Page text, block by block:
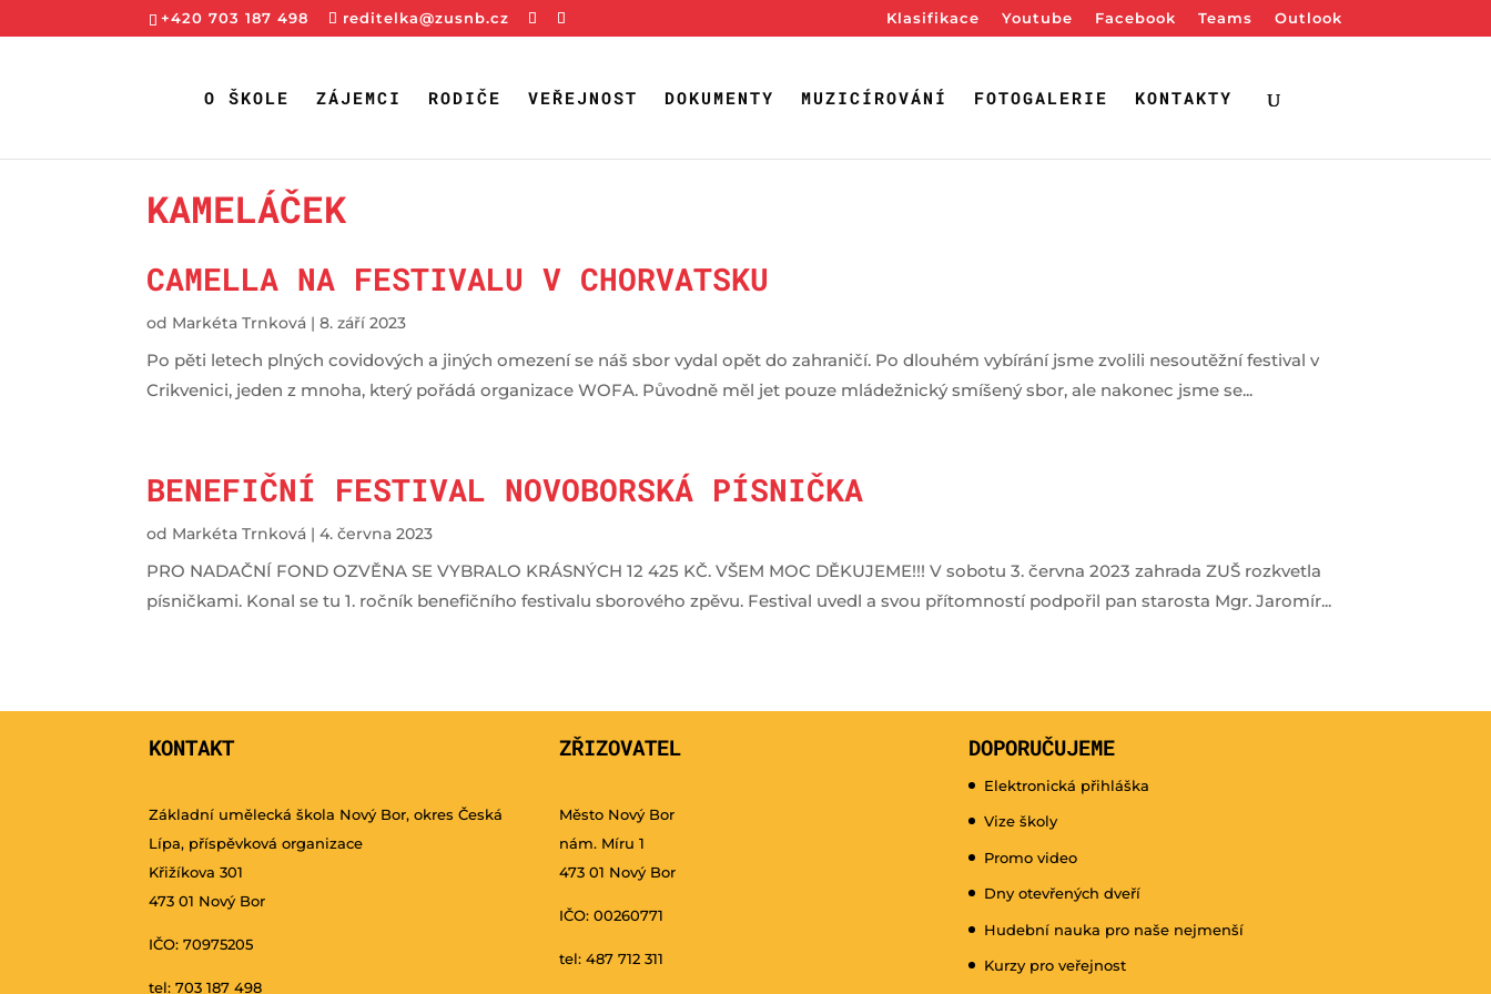
+420 703 187 498 reditelka@zusnb.cz Klasifikace Youtube Facebook Teams Outlook
O ŠKOLE ZÁJEMCI RODIČE VEŘEJNOST DOKUMENTY MUZICÍROVÁNÍ FOTOGALERIE KONTAKTY
KAMELÁČEK
CAMELLA NA FESTIVALU V CHORVATSKU
od Markéta Trnková | 8. září 2023
Po pěti letech plných covidových a jiných omezení se náš sbor vydal opět do zahraničí. Po dlouhém vybírání jsme zvolili nesoutěžní festival v
Crikvenici, jeden z mnoha, který pořádá organizace WOFA. Původně měl jet pouze mládežnický smíšený sbor, ale nakonec jsme se...
BENEFIČNÍ FESTIVAL NOVOBORSKÁ PÍSNIČKA
od Markéta Trnková | 4. června 2023
PRO NADAČNÍ FOND OZVĚNA SE VYBRALO KRÁSNÝCH 12 425 KČ. VŠEM MOC DĚKUJEME!!! V sobotu 3. června 2023 zahrada ZUŠ rozkvetla
písničkami. Konal se tu 1. ročník benefičního festivalu sborového zpěvu. Festival uvedl a svou přítomností podpořil pan starosta Mgr. Jaromír...
KONTAKT
Základní umělecká škola Nový Bor, okres Česká
Lípa, příspěvková organizace
Křižíkova 301
473 01 Nový Bor
IČO: 70975205
tel: 703 187 498
ZŘIZOVATEL
Město Nový Bor
nám. Míru 1
473 01 Nový Bor
IČO: 00260771
tel: 487 712 311
DOPORUČUJEME
Elektronická přihláška
Vize školy
Promo video
Dny otevřených dveří
Hudební nauka pro naše nejmenší
Kurzy pro veřejnost